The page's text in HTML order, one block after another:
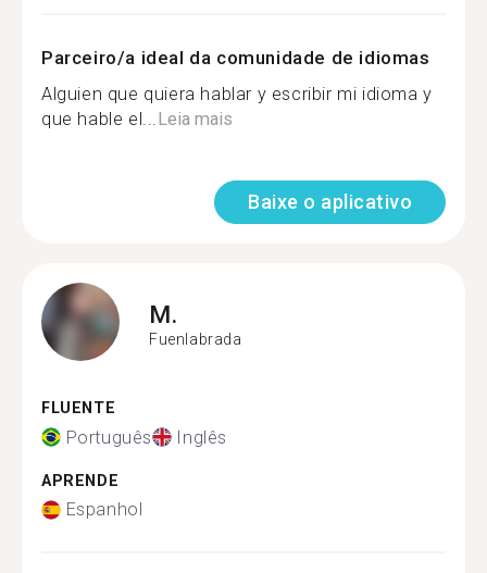
Parceiro/a ideal da comunidade de idiomas
Alguien que quiera hablar y escribir mi idioma y
que hable el...Leia mais
Baixe o aplicativo
M.
Fuenlabrada
FLUENTE
Português Inglês
APRENDE
Espanhol